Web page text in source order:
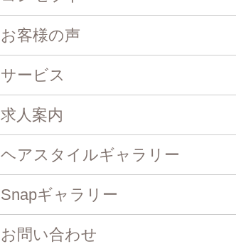
お客様の声
サービス
求人案内
ヘアスタイルギャラリー
Snapギャラリー
お問い合わせ